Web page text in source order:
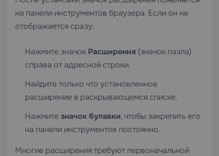
на панели инструментов браузера. Если он не
отображается сразу:
Нажмите значок Расширения (значок пазла)
справа от адресной строки.
Найдите только что установленное
расширение в раскрывающемся списке.
Нажмитезначок булавки, чтобы закрепить его
на панели инструментов постоянно.
Многие расширения требуют первоначальной